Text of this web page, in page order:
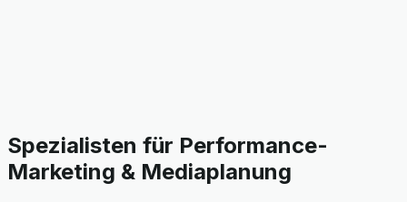
Spezialisten für Performance-
Marketing & Mediaplanung